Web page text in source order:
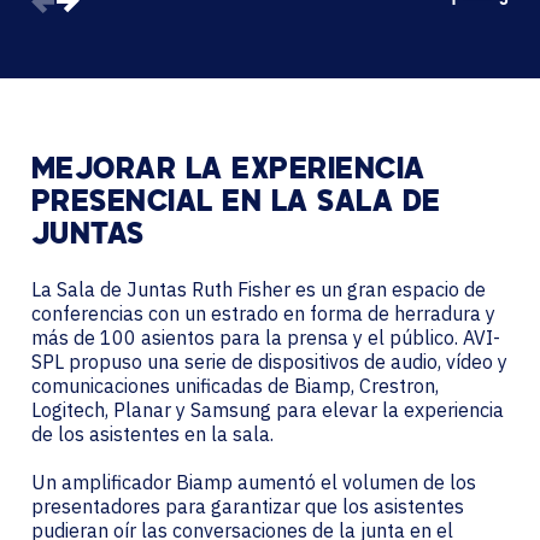
MEJORAR LA EXPERIENCIA
PRESENCIAL EN LA SALA DE
JUNTAS
La Sala de Juntas Ruth Fisher es un gran espacio de
conferencias con un estrado en forma de herradura y
más de 100 asientos para la prensa y el público. AVI-
SPL propuso una serie de dispositivos de audio, vídeo y
comunicaciones unificadas de Biamp, Crestron,
Logitech, Planar y Samsung para elevar la experiencia
de los asistentes en la sala.
Un amplificador Biamp aumentó el volumen de los
presentadores para garantizar que los asistentes
pudieran oír las conversaciones de la junta en el